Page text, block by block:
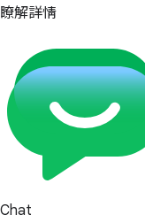
瞭解詳情
Chat